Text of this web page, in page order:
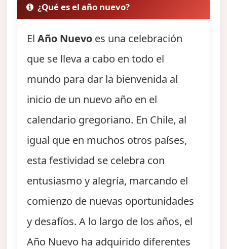
¿Qué es el año nuevo?
ElAño Nuevo es una celebración
que se lleva a cabo en todo el
mundo para dar la bienvenida al
inicio de un nuevo año en el
calendario gregoriano. En Chile, al
igual que en muchos otros países,
esta festividad se celebra con
entusiasmo y alegría, marcando el
comienzo de nuevas oportunidades
y desafíos. A lo largo de los años, el
Año Nuevo ha adquirido diferentes